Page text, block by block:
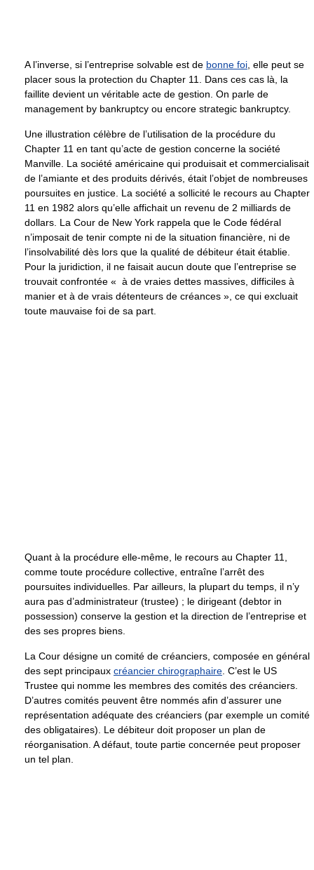
A l’inverse, si l’entreprise solvable est de bonne foi , elle peut se
placer sous la protection du Chapter 11. Dans ces cas là, la
faillite devient un véritable acte de gestion. On parle de
management by bankruptcy ou encore strategic bankruptcy.
Une illustration célèbre de l’utilisation de la procédure du
Chapter 11 en tant qu’acte de gestion concerne la société
Manville. La société américaine qui produisait et commercialisait
de l’amiante et des produits dérivés, était l’objet de nombreuses
poursuites en justice. La société a sollicité le recours au Chapter
11 en 1982 alors qu’elle affichait un revenu de 2 milliards de
dollars. La Cour de New York rappela que le Code fédéral
n’imposait de tenir compte ni de la situation financière, ni de
l’insolvabilité dès lors que la qualité de débiteur était établie.
Pour la juridiction, il ne faisait aucun doute que l’entreprise se
trouvait confrontée « à de vraies dettes massives, difficiles à
manier et à de vrais détenteurs de créances », ce qui excluait
toute mauvaise foi de sa part.
Quant à la procédure elle-même, le recours au Chapter 11,
comme toute procédure collective, entraîne l’arrêt des
poursuites individuelles. Par ailleurs, la plupart du temps, il n’y
aura pas d’administrateur (trustee) ; le dirigeant (debtor in
possession) conserve la gestion et la direction de l’entreprise et
des ses propres biens.
La Cour désigne un comité de créanciers, composée en général
des sept principaux créancier chirographaire . C’est le US
Trustee qui nomme les membres des comités des créanciers.
D’autres comités peuvent être nommés afin d’assurer une
représentation adéquate des créanciers (par exemple un comité
des obligataires). Le débiteur doit proposer un plan de
réorganisation. A défaut, toute partie concernée peut proposer
un tel plan.